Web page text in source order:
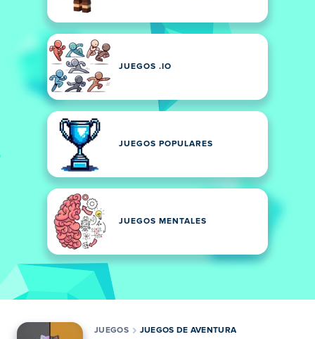
JUEGOS .IO
JUEGOS POPULARES
JUEGOS MENTALES
JUEGOS JUEGOS DE AVENTURA